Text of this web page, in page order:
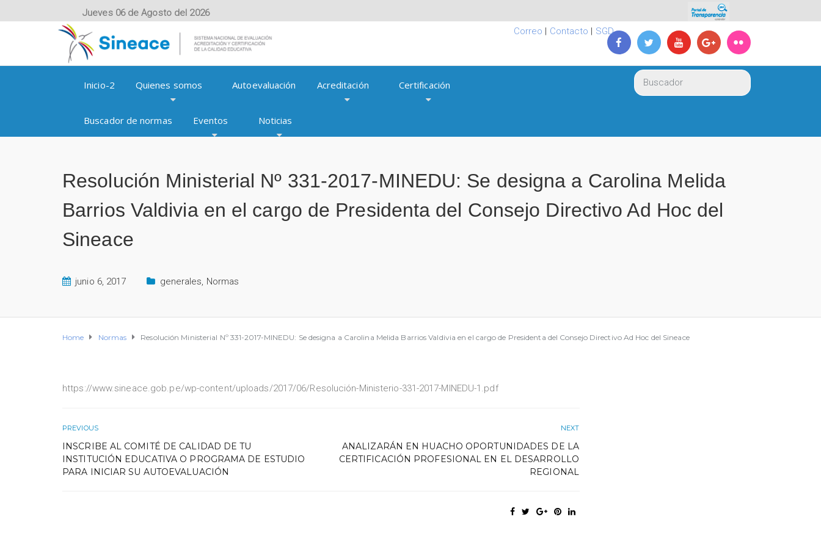
Jueves 06 de Agosto del 2026
Correo | Contacto | SGD
Inicio-2 Quienes somos Autoevaluación Acreditación Certificación
Buscador de normas Eventos Noticias
Resolución Ministerial Nº 331-2017-MINEDU: Se designa a Carolina Melida
Barrios Valdivia en el cargo de Presidenta del Consejo Directivo Ad Hoc del
Sineace
junio 6, 2017 generales, Normas
Home Normas Resolución Ministerial Nº 331-2017-MINEDU: Se designa a Carolina Melida Barrios Valdivia en el cargo de Presidenta del Consejo Directivo Ad Hoc del Sineace
https://www.sineace.gob.pe/wp-content/uploads/2017/06/Resolución-Ministerio-331-2017-MINEDU-1.pdf
PREVIOUS
INSCRIBE AL COMITÉ DE CALIDAD DE TU
INSTITUCIÓN EDUCATIVA O PROGRAMA DE ESTUDIO
PARA INICIAR SU AUTOEVALUACIÓN
NEXT
ANALIZARÁN EN HUACHO OPORTUNIDADES DE LA
CERTIFICACIÓN PROFESIONAL EN EL DESARROLLO
REGIONAL